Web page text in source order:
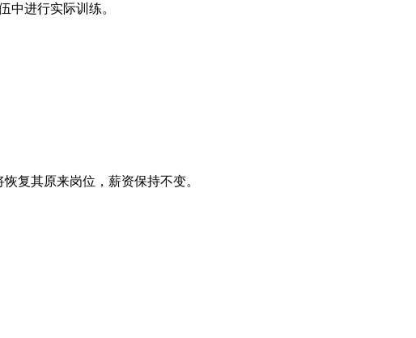
中进行实际训练。
复其原来岗位，薪资保持不变。